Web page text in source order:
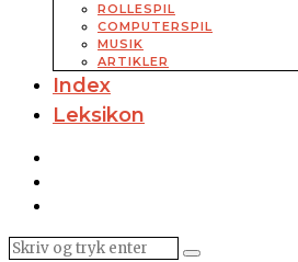
ROLLESPIL
COMPUTERSPIL
MUSIK
ARTIKLER
Index
Leksikon